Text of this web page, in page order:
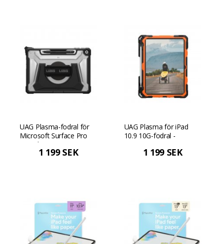
UAG Plasma-fodral för
Microsoft Surface Pro
1st Edition 12" - Is svart
1 199 SEK
UAG Plasma för iPad
10.9 10G-fodral -
1 199 SEK